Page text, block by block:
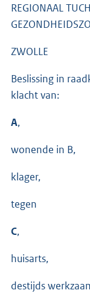
REGIONAAL
ZWOLLE
Beslissing in
klacht van:
A,
wonende in B,
klager,
tegen
C,
huisarts,
destijds